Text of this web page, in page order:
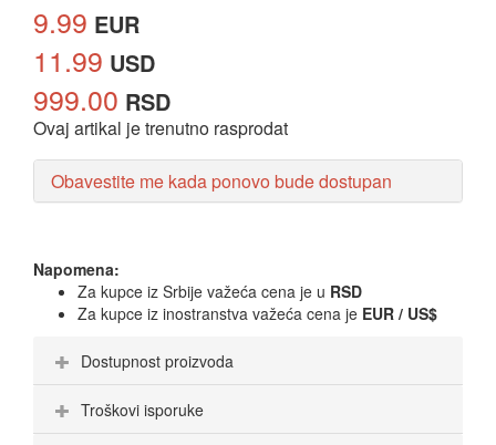
9.99 EUR
11.99 USD
999.00 RSD
Ovaj artikal je trenutno rasprodat
Obavestite me kada ponovo bude dostupan
Napomena:
Za kupce iz Srbije važeća cena je u RSD
Za kupce iz inostranstva važeća cena je EUR / US$
Dostupnost proizvoda
Troškovi isporuke